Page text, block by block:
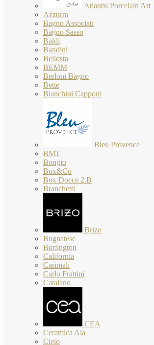
Atlantis Porcelain Art
Azzurra
Bagno Associati
Bagno Sasso
Baldi
Bandini
Bellosta
BEMM
Berloni Bagno
Bette
Bianchini Capponi
Bleu Provence
BMT
Bongio
Box&Co
Box Docce 2.B
Branchetti
Brizo
Bugnatese
Burlington
California
Carimali
Carlo Frattini
Catalano
CEA
Ceramica Ala
Cielo